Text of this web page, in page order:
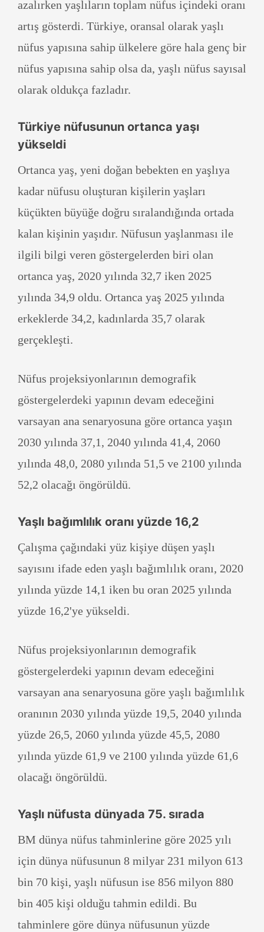
azalırken yaşlıların toplam nüfus içindeki oranı
artış gösterdi. Türkiye, oransal olarak yaşlı
nüfus yapısına sahip ülkelere göre hala genç bir
nüfus yapısına sahip olsa da, yaşlı nüfus sayısal
olarak oldukça fazladır.
Türkiye nüfusunun ortanca yaşı
yükseldi
Ortanca yaş, yeni doğan bebekten en yaşlıya
kadar nüfusu oluşturan kişilerin yaşları
küçükten büyüğe doğru sıralandığında ortada
kalan kişinin yaşıdır. Nüfusun yaşlanması ile
ilgili bilgi veren göstergelerden biri olan
ortanca yaş, 2020 yılında 32,7 iken 2025
yılında 34,9 oldu. Ortanca yaş 2025 yılında
erkeklerde 34,2, kadınlarda 35,7 olarak
gerçekleşti.
Nüfus projeksiyonlarının demografik
göstergelerdeki yapının devam edeceğini
varsayan ana senaryosuna göre ortanca yaşın
2030 yılında 37,1, 2040 yılında 41,4, 2060
yılında 48,0, 2080 yılında 51,5 ve 2100 yılında
52,2 olacağı öngörüldü.
Yaşlı bağımlılık oranı yüzde 16,2
Çalışma çağındaki yüz kişiye düşen yaşlı
sayısını ifade eden yaşlı bağımlılık oranı, 2020
yılında yüzde 14,1 iken bu oran 2025 yılında
yüzde 16,2'ye yükseldi.
Nüfus projeksiyonlarının demografik
göstergelerdeki yapının devam edeceğini
varsayan ana senaryosuna göre yaşlı bağımlılık
oranının 2030 yılında yüzde 19,5, 2040 yılında
yüzde 26,5, 2060 yılında yüzde 45,5, 2080
yılında yüzde 61,9 ve 2100 yılında yüzde 61,6
olacağı öngörüldü.
Yaşlı nüfusta dünyada 75. sırada
BM dünya nüfus tahminlerine göre 2025 yılı
için dünya nüfusunun 8 milyar 231 milyon 613
bin 70 kişi, yaşlı nüfusun ise 856 milyon 880
bin 405 kişi olduğu tahmin edildi. Bu
tahminlere göre dünya nüfusunun yüzde